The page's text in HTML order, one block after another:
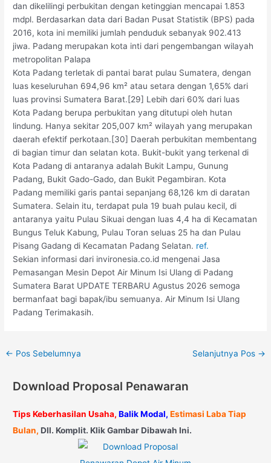
dan dikelilingi perbukitan dengan ketinggian mencapai 1.853
mdpl. Berdasarkan data dari Badan Pusat Statistik (BPS) pada
2016, kota ini memiliki jumlah penduduk sebanyak 902.413
jiwa. Padang merupakan kota inti dari pengembangan wilayah
metropolitan Palapa
Kota Padang terletak di pantai barat pulau Sumatera, dengan
luas keseluruhan 694,96 km² atau setara dengan 1,65% dari
luas provinsi Sumatera Barat.[29] Lebih dari 60% dari luas
Kota Padang berupa perbukitan yang ditutupi oleh hutan
lindung. Hanya sekitar 205,007 km² wilayah yang merupakan
daerah efektif perkotaan.[30] Daerah perbukitan membentang
di bagian timur dan selatan kota. Bukit-bukit yang terkenal di
Kota Padang di antaranya adalah Bukit Lampu, Gunung
Padang, Bukit Gado-Gado, dan Bukit Pegambiran. Kota
Padang memiliki garis pantai sepanjang 68,126 km di daratan
Sumatera. Selain itu, terdapat pula 19 buah pulau kecil, di
antaranya yaitu Pulau Sikuai dengan luas 4,4 ha di Kecamatan
Bungus Teluk Kabung, Pulau Toran seluas 25 ha dan Pulau
Pisang Gadang di Kecamatan Padang Selatan. ref.
Sekian informasi dari invironesia.co.id mengenai Jasa
Pemasangan Mesin Depot Air Minum Isi Ulang di Padang
Sumatera Barat UPDATE TERBARU Agustus 2026 semoga
bermanfaat bagi bapak/ibu semuanya. Air Minum Isi Ulang
Padang Terimakasih.
← Pos Sebelumnya Selanjutnya Pos →
Download Proposal Penawaran
Tips Keberhasilan Usaha, Balik Modal, Estimasi Laba Tiap
Bulan, Dll. Komplit. Klik Gambar Dibawah Ini.